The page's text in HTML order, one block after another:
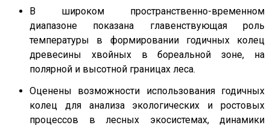
В широком пространственно-временном
диапазоне показана главенствующая роль
температуры в формировании годичных колец
древесины хвойных в бореальной зоне, на
полярной и высотной границах леса.
Оценены возможности использования годичных
колец для анализа экологических и ростовых
процессов в лесных экосистемах, динамики